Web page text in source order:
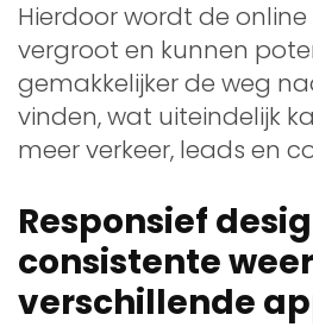
Hierdoor wordt de
vergroot en kunnen
gemakkelijker de weg
vinden, wat uiteindelijk
meer verkeer, leads en
Responsief
consistente
verschillende